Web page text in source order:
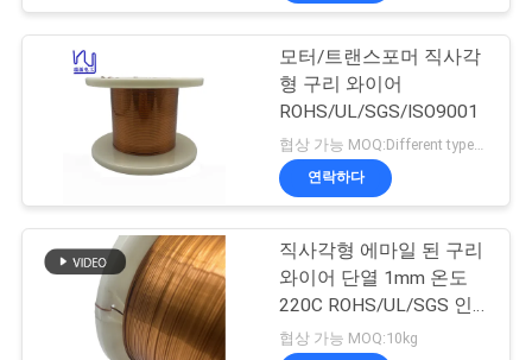
SITEMAP
PRIVACY
POLICY
삼중절연전선
254
87
모터/트랜스포머 직사각
형 구리 와이어
ROHS/UL/SGS/ISO9001
연락하다
직사각형 에마일 된 구리
와이어 단열 1mm 온도
220C ROHS/UL/SGS 인
증
협상 가능 MOQ:10kg